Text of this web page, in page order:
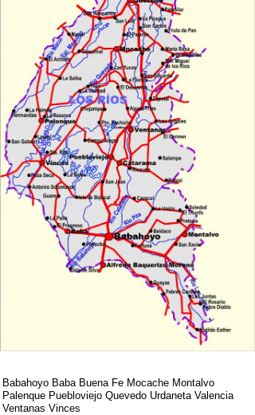
Babahoyo Baba Buena Fe Mocache Montalvo
Palenque Puebloviejo Quevedo Urdaneta Valencia
Ventanas Vinces